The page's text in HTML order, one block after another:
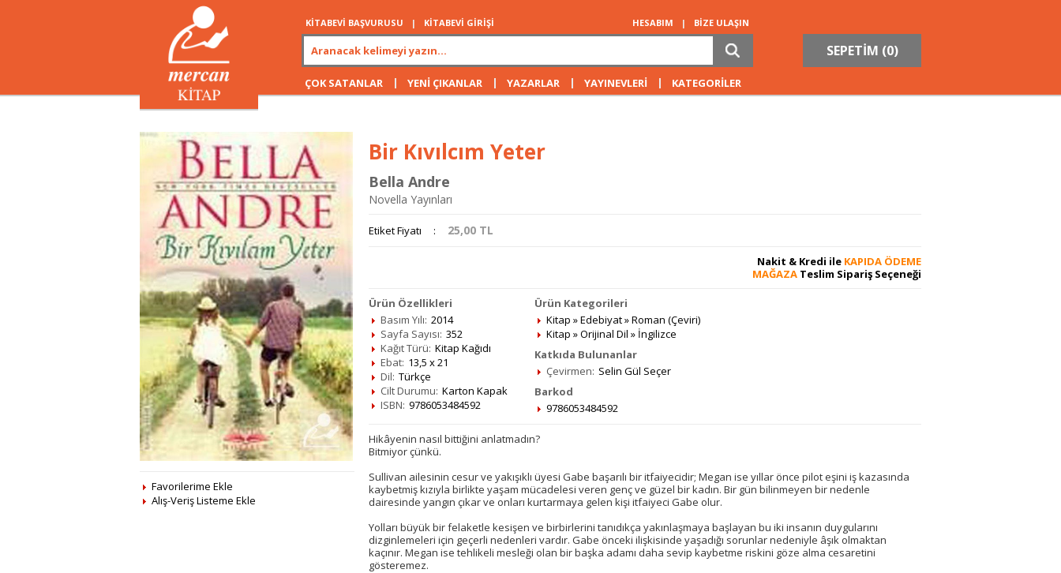
KİTABEVİ BAŞVURUSU | KİTABEVİ GİRİŞİ HESABIM | BİZE ULAŞIN
SEPETİM (0)
ÇOK SATANLAR | YENİ ÇIKANLAR | YAZARLAR | YAYINEVLERİ | KATEGORİLER
Favorilerime Ekle
Alış-Veriş Listeme Ekle
Bir Kıvılcım Yeter
Bella Andre
Novella Yayınları
Etiket Fiyatı : 25,00 TL
Nakit & Kredi ile KAPIDA ÖDEME
MAĞAZA Teslim Sipariş Seçeneği
Ürün Özellikleri
Basım Yılı: 2014
Sayfa Sayısı: 352
Kağıt Türü: Kitap Kağıdı
Ebat: 13,5 x 21
Dil: Türkçe
Cilt Durumu: Karton Kapak
ISBN: 9786053484592
Ürün Kategorileri
Kitap »Edebiyat»Roman (Çeviri)
Kitap »Orijinal Dil » İngilizce
Katkıda Bulunanlar
Çevirmen: Selin Gül Seçer
Barkod
9786053484592
Hikâyenin nasıl bittiğini anlatmadın?
Bitmiyor çünkü.
Sullivan ailesinin cesur ve yakışıklı üyesi Gabe başarılı bir itfaiyecidir; Megan ise yıllar önce pilot eşini iş kazasında
kaybetmiş kızıyla birlikte yaşam mücadelesi veren genç ve güzel bir kadın. Bir gün bilinmeyen bir nedenle
dairesinde yangın çıkar ve onları kurtarmaya gelen kişi itfaiyeci Gabe olur.
Yolları büyük bir felaketle kesişen ve birbirlerini tanıdıkça yakınlaşmaya başlayan bu iki insanın duygularını
dizginlemeleri için geçerli nedenleri vardır. Gabe önceki ilişkisinde yaşadığı sorunlar nedeniyle âşık olmaktan
kaçınır. Megan ise tehlikeli mesleği olan bir başka adamı daha sevip kaybetme riskini göze alma cesaretini
gösteremez.